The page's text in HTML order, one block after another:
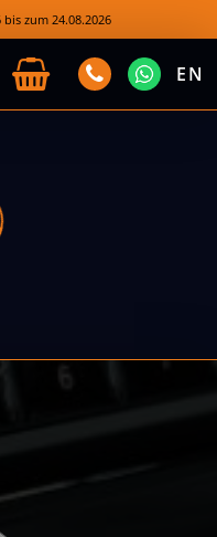
zum 24.08.2026
EN